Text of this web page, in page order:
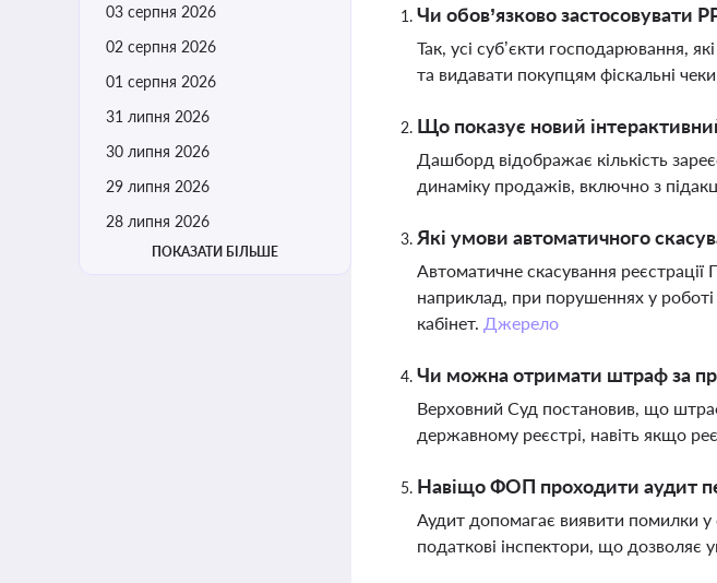
03 серпня 2026
02 серпня 2026
01 серпня 2026
31 липня 2026
30 липня 2026
29 липня 2026
28 липня 2026
ПОКАЗАТИ БІЛЬШЕ
Чи обов’язково
Так, усі суб’єкти господарювання,
та видавати покупцям фіскальні
Що показує новий
Дашборд відображає кількість
динаміку продажів, включно з
Які умови автоматичного
Автоматичне скасування
наприклад, при порушеннях у
кабінет. Джерело
Чи можна отримати штраф за
Верховний Суд постановив, що
державному реєстрі, навіть якщо
Навіщо ФОП проходити аудит
Аудит допомагає виявити помилки у
податкові інспектори, що дозволяє